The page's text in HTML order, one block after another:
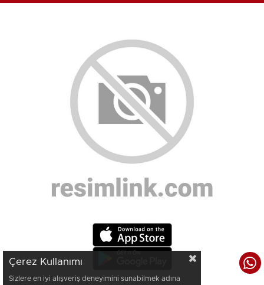
Çerez Kullanımı
Sizlere en iyi alışveriş deneyimini sunabilmek adına